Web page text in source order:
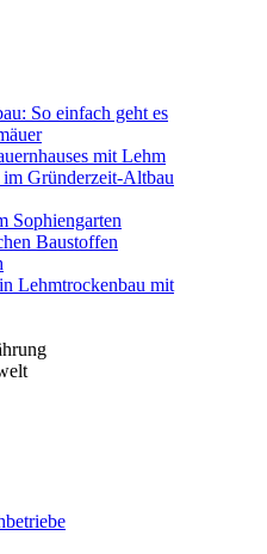
So einfach geht es
mit Lehm
Gründerzeit-Altbau
Sophiengarten
Baustoffen
Lehmtrockenbau mit